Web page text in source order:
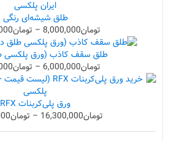
طلق شیشه‌ای رنگی
تومان8,000,000
– تومان
طلق سقف کاذب (ورق پلکسی
تومان6,000,000
– تومان
ورق پلی‌کربنات RFX
تومان16,300,000
– تومان